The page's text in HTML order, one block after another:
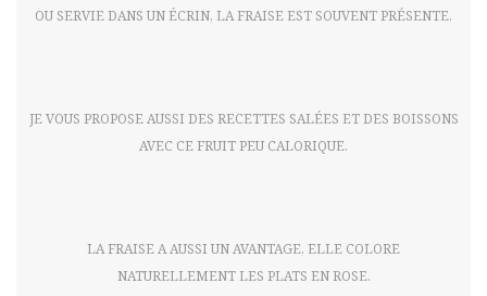
OU SERVIE DANS UN ÉCRIN, LA FRAISE EST SOUVENT PRÉSENTE.
JE VOUS PROPOSE AUSSI DES RECETTES SALÉES ET DES BOISSONS
AVEC CE FRUIT PEU CALORIQUE.
LA FRAISE A AUSSI UN AVANTAGE, ELLE COLORE
NATURELLEMENT LES PLATS EN ROSE.